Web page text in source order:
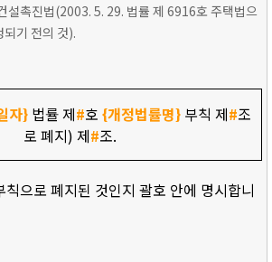
설촉진법(2003. 5. 29. 법률 제 6916호 주택법으
기 전의 것).
자}법률 제#호 {개정법률명}부칙 제#조
로 폐지) 제#조.
칙으로 폐지된 것인지 괄호 안에 명시합니